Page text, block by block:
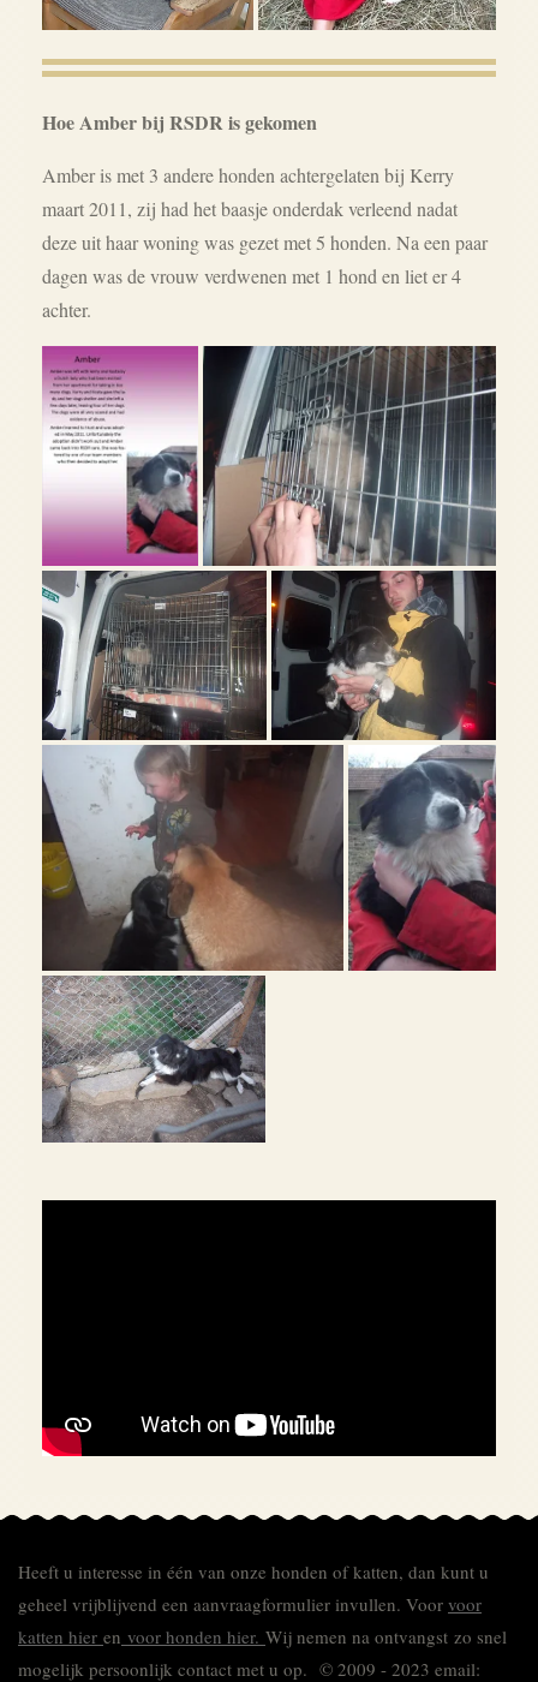
Hoe Amber bij RSDR is gekomen
Amber is met 3 andere honden achtergelaten bij Kerry
maart 2011, zij had het baasje onderdak verleend nadat
deze uit haar woning was gezet met 5 honden. Na een paar
dagen was de vrouw verdwenen met 1 hond en liet er 4
achter.
Heeft u interesse in één van onze honden of katten, dan kunt u
geheel vrijblijvend een aanvraagformulier invullen. Voor voor
katten hier en voor honden hier. Wij nemen na ontvangst zo snel
mogelijk persoonlijk contact met u op. © 2009 - 2023 email: